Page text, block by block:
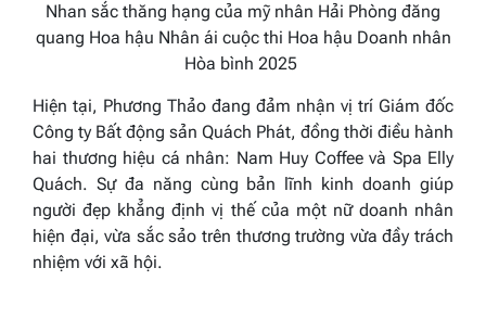
Nhan sắc thăng hạng của mỹ nhân Hải Phòng đăng
quang Hoa hậu Nhân ái cuộc thi Hoa hậu Doanh nhân
Hòa bình 2025
Hiện tại, Phương Thảo đang đảm nhận vị trí Giám đốc
Công ty Bất động sản Quách Phát, đồng thời điều hành
hai thương hiệu cá nhân: Nam Huy Coffee và Spa Elly
Quách. Sự đa năng cùng bản lĩnh kinh doanh giúp
người đẹp khẳng định vị thế của một nữ doanh nhân
hiện đại, vừa sắc sảo trên thương trường vừa đầy trách
nhiệm với xã hội.